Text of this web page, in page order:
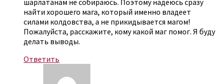
шарлатанам не собираюсь. Поэтому надеюсь сразу
найти хорошего мага, который именно владеет
силами колдовства, а не прикидывается магом!
Пожалуйста, расскажите, кому какой маг помог. Я буду
делать выводы.
Ответить